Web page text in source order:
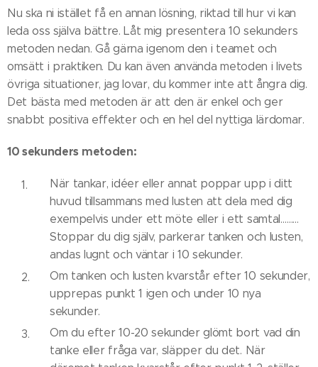
Nu ska ni istället få en annan lösning, riktad till hur vi kan
leda oss själva bättre. Låt mig presentera 10 sekunders
metoden nedan. Gå gärna igenom den i teamet och
omsätt i praktiken. Du kan även använda metoden i livets
övriga situationer, jag lovar, du kommer inte att ångra dig.
Det bästa med metoden är att den är enkel och ger
snabbt positiva effekter och en hel del nyttiga lärdomar.
10 sekunders metoden:
När tankar, idéer eller annat poppar upp i ditt
huvud tillsammans med lusten att dela med dig
exempelvis under ett möte eller i ett samtal………
Stoppar du dig själv, parkerar tanken och lusten,
andas lugnt och väntar i 10 sekunder.
Om tanken och lusten kvarstår efter 10 sekunder,
upprepas punkt 1 igen och under 10 nya
sekunder.
Om du efter 10-20 sekunder glömt bort vad din
tanke eller fråga var, släpper du det. När